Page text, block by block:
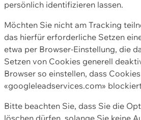
persönlich identifizieren lassen.
Möchten Sie nicht am Tracking
das hierfür erforderliche Setzen
etwa per Browser-Einstellung, die
Setzen von Cookies generell
Browser so einstellen, dass
«googleleadservices.com»
Bitte beachten Sie, dass Sie die